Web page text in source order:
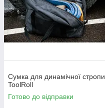
Сумка для динамічної стропи
ToolRoll
Готово до відправки